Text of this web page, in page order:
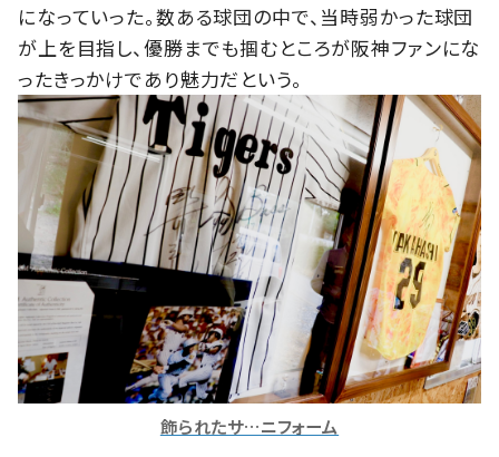
になっていった。数ある球団の中で、当時弱かった球団
が上を目指し、優勝までも掴むところが阪神ファンにな
ったきっかけであり魅力だという。
飾られたサ…ニフォーム